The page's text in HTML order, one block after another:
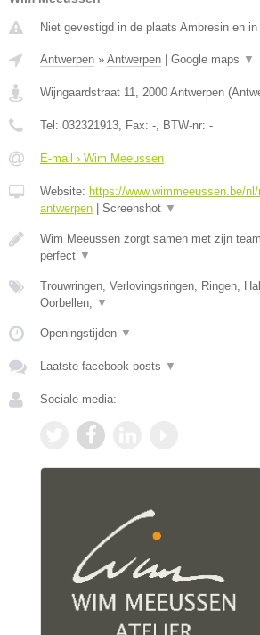
Niet gevestigd in de plaats Ambresin en in
Antwerpen » Antwerpen | Google maps ▼
Wijngaardstraat 11 2000 Antwerpen (
Tel: 032321913 , Fax: - , BTW-nr: -
E-mail › Wim Meeussen
Website: https://www.wimmeeussen.be/
antwerpen | Screenshot ▼
Wim Meeussen zorgt samen met zijn
perfect ▼
Trouwringen, Verlovingsringen, Ringen,
Oorbellen,
▼
Openingstijden ▼
Laatste facebook posts ▼
Sociale media: